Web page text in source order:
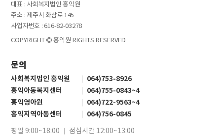
대표 : 사회복지법인 홍익원
주소 : 제주시 화삼로 145
사업자번호 : 616-82-03278
COPYRIGHT
홍익원 RIGHTS RESERVED
문의
사회복지법인 홍익원
064)753-8926
홍익아동복지센터
064)755-0843~4
홍익영아원
064)722-9563~4
홍익지역아동센터
064)756-0845
평일 9:00~18:00 점심시간 12:00~13:00